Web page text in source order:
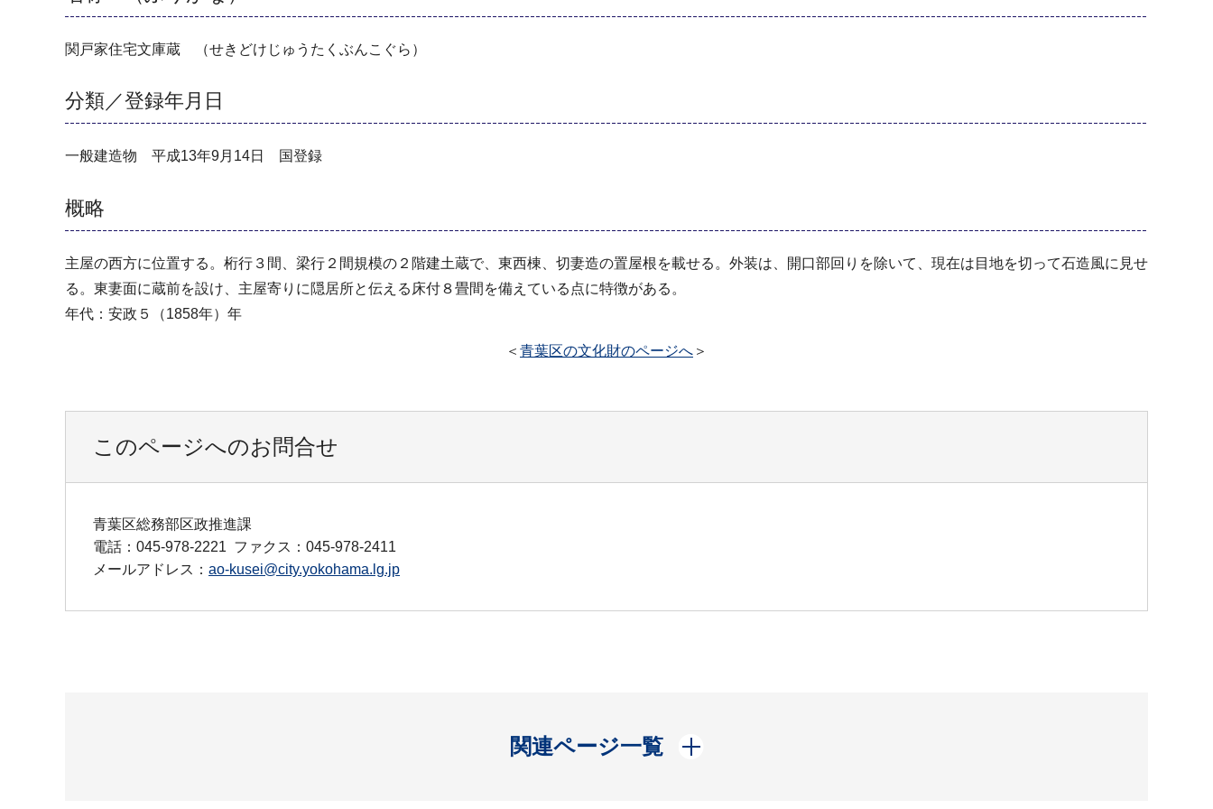
関戸家住宅文庫蔵 （せきどけじゅうたくぶんこぐら）
分類／登録年月日
一般建造物 平成13年9月14日 国登録
概略
主屋の西方に位置する。桁行３間、梁行２間規模の２階建土蔵で、東西棟、切妻造の置屋根を載せる。外装は、開口部回りを除いて、現在は目地を切って石造風に見せ
る。東妻面に蔵前を設け、主屋寄りに隠居所と伝える床付８畳間を備えている点に特徴がある。
年代：安政５（1858年）年
＜ 青葉区の文化財のページへ ＞
このページへのお問合せ
青葉区総務部区政推進課
電話：045-978-2221 ファクス：045-978-2411
メールアドレス： ao-kusei@city.yokohama.lg.jp
関連ページ一覧
開く